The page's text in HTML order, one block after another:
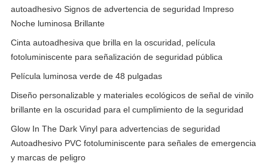
autoadhesivo Signos de advertencia de seguridad Impreso
Noche luminosa Brillante
Cinta autoadhesiva que brilla en la oscuridad, película
fotoluminiscente para señalización de seguridad pública
Película luminosa verde de 48 pulgadas
Diseño personalizable y materiales ecológicos de señal de vinilo
brillante en la oscuridad para el cumplimiento de la seguridad
Glow In The Dark Vinyl para advertencias de seguridad
Autoadhesivo PVC fotoluminiscente para señales de emergencia
y marcas de peligro